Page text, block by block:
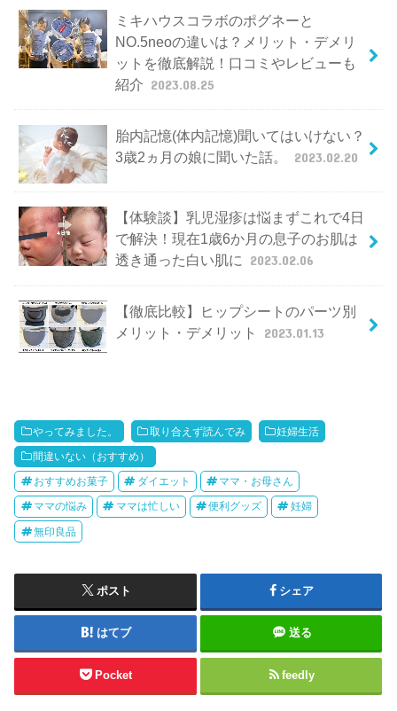
ミキハウスコラボのポグネーと
NO.5neoの違いは？メリット・デメリ
ットを徹底解説！口コミやレビューも
紹介 2023.08.25
胎内記憶(体内記憶)聞いてはいけない？
3歳2ヵ月の娘に聞いた話。
2023.02.20
【体験談】乳児湿疹は悩まずこれで4日
で解決！現在1歳6か月の息子のお肌は
透き通った白い肌に
2023.02.06
【徹底比較】ヒップシートのパーツ別
メリット・デメリット
2023.01.13
やってみました。 取り合えず読んでみ 妊婦生活
間違いない（おすすめ）
おすすめお菓子 ダイエット ママ・お母さん
ママの悩み ママは忙しい 便利グッズ 妊婦
無印良品
ポスト シェア
はてブ 送る
Pocket feedly